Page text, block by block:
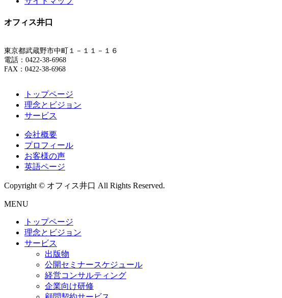
オフィス井口
東京都武蔵野市中町１－１１－１６
電話：0422-38-6968
FAX：0422-38-6968
トップページ
理念とビジョン
サービス
会社概要
プロフィール
お客様の声
英語ページ
Copyright © オフィス井口 All Rights Reserved.
MENU
トップページ
理念とビジョン
サービス
出版物
公開セミナースケジュール
経営コンサルティング
企業向け研修